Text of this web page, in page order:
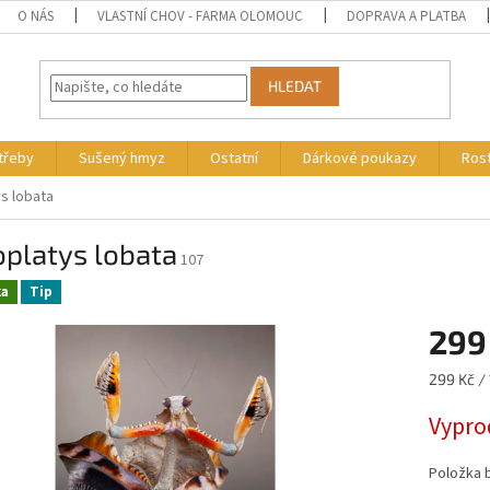
O NÁS VLASTNÍ CHOV - FARMA OLOMOUC DOPRAVA A PLATBA
HLEDAT
Sušený hmyz Ostatní Dárkové poukazy
lobata
lobata107
Tip
Měrná
299 Kč /
Položka